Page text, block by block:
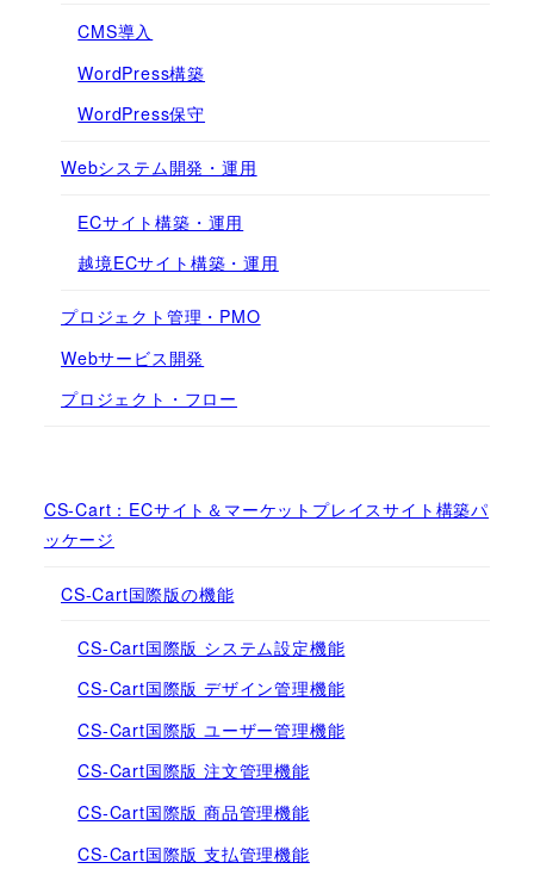
CMS導入
WordPress構築
WordPress保守
Webシステム開発・運用
ECサイト構築・運用
越境ECサイト構築・運用
プロジェクト管理・PMO
Webサービス開発
プロジェクト・フロー
CS-Cart：ECサイト＆マーケットプレイスサイト構築パ
ッケージ
CS-Cart国際版の機能
CS-Cart国際版 システム設定機能
CS-Cart国際版 デザイン管理機能
CS-Cart国際版 ユーザー管理機能
CS-Cart国際版 注文管理機能
CS-Cart国際版 商品管理機能
CS-Cart国際版 支払管理機能